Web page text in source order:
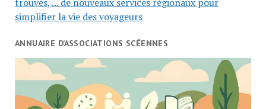
simplifier la vie des voyageurs
ANNUAIRE D’ASSOCIATIONS SCÉENNES